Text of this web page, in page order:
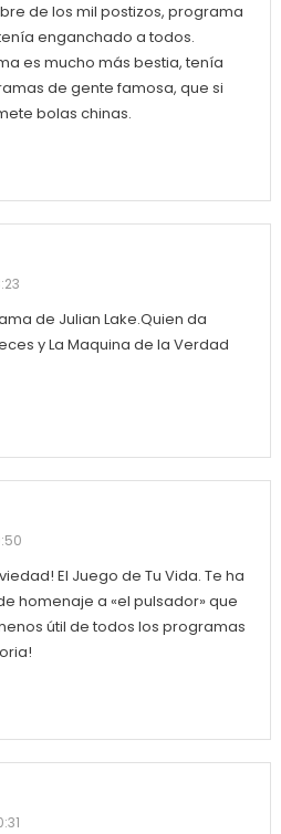
de los mil postizos, programa
enganchado a todos.
es mucho más bestia, tenía
de gente famosa, que si
bolas chinas.
de Julian Lake.Quien da
y La Maquina de la Verdad
El Juego de Tu Vida. Te ha
homenaje a «el pulsador» que
útil de todos los programas